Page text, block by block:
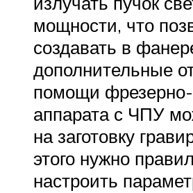
мощности, что
создавать в
дополнительные
помощи фрезерно-
аппарата с ЧПУ
на заготовку
этого нужно
настроить